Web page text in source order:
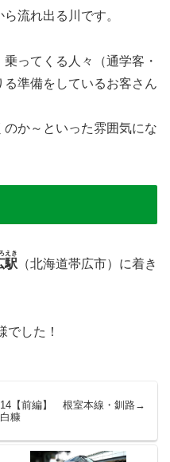
流れ出る川です。
ってくる人々（通学客・
準備をしているお客さん
のか～といった雰囲気にな
駅
えき
（北海道帯広市）に着き
でした！
【前編】 根室本線・釧路→
糠